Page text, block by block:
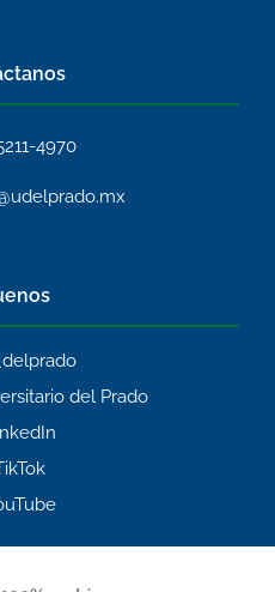
4970
del Prado